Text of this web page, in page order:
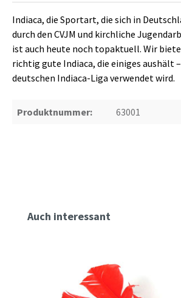
Indiaca, die Sportart, die sich in
durch den CVJM und kirchliche
ist auch heute noch topaktuell. Wir
richtig gute Indiaca, die einiges aushält
deutschen Indiaca-Liga verwendet wird.
Produktnummer: 63001
Produktgalerie überspringen
Auch interessant